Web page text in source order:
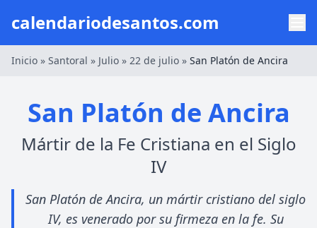
calendariodesantos.com
Inicio » Santoral » Julio » 22 de julio » San Platón de Ancira
San Platón de Ancira
Mártir de la Fe Cristiana en el Siglo
IV
San Platón de Ancira, un mártir cristiano del siglo
IV, es venerado por su firmeza en la fe. Su